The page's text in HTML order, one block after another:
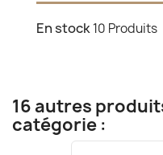
En stock10 Produits
16 autres
catégorie :